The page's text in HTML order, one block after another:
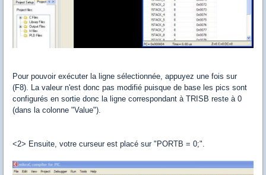
Pour pouvoir exécuter la ligne sélectionnée, appuyez une fois sur
(F8). La valeur n'est donc pas modifié puisque de base les pics sont
configurés en sortie donc la ligne correspondant à TRISB reste à 0
(dans la colonne "Value").
<2> Ensuite, votre curseur est placé sur "PORTB = 0;".